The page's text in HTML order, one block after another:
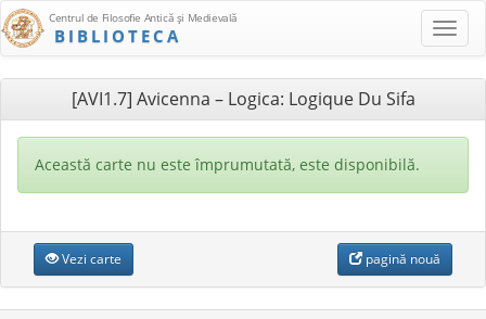
Centrul de Filosofie Antică şi Medievală
BIBLIOTECA
[AVI1.7] Avicenna – Logica: Logique Du Sifa
Această carte nu este împrumutată, este disponibilă.
Vezi carte pagină nouă